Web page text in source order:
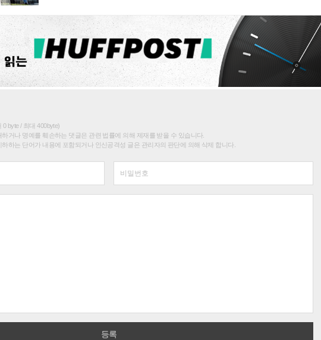
byte / 최대 400byte)
거나 명예를 훼손하는 댓글은 관련 법률에 의해 제재를 받을 수 있습니다.
하는 단어가 내용에 포함되거나 인신공격성 글은 관리자의 판단에 의해 삭제 합니다.